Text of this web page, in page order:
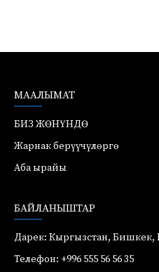
МААЛЫМАТ
БИЗ ЖӨНҮНДӨ
Жарнак берүүчүлөргө
Аба ырайы
БАЙЛАНЫШТАР
Дарек: Кыргызстан, Бишкек,
Телефон: +996 555 56 56 35